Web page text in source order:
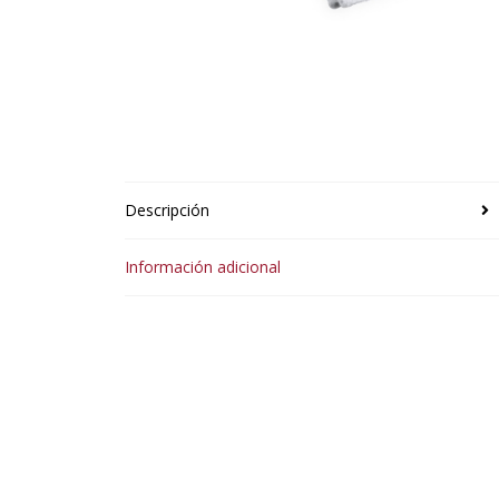
Descripción
Información adicional